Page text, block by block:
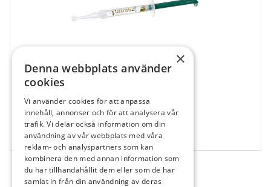
690323
Ultra Ez Tray Delivery
10 st
×
Denna webbplats använder
cookies
Vi använder cookies för att anpassa
innehåll, annonser och för att analysera vår
trafik. Vi delar också information om din
användning av vår webbplats med våra
reklam- och analyspartners som kan
kombinera den med annan information som
du har tillhandahållit dem eller som de har
samlat in från din användning av deras